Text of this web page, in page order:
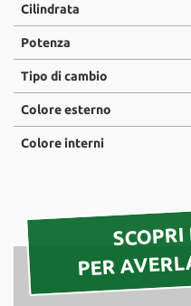
Cilindrata
Potenza
Tipo di cambio
Colore esterno
Colore interni
PER
Cookie per il
Cookie analitici
Cookie di marketing
Salva
le